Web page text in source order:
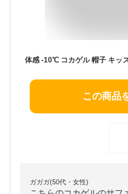
この商品
ガガガ(50代・女性)